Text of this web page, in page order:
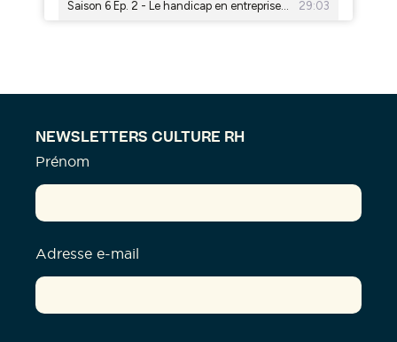
NEWSLETTERS CULTURE RH
Prénom
Adresse e-mail